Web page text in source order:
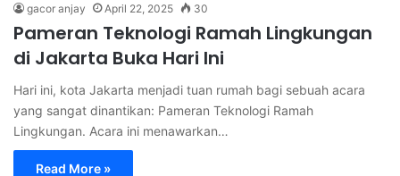
gacor anjay April 22, 2025 30
Pameran Teknologi Ramah Lingkungan
di Jakarta Buka Hari Ini
Hari ini, kota Jakarta menjadi tuan rumah bagi sebuah acara
yang sangat dinantikan: Pameran Teknologi Ramah
Lingkungan. Acara ini menawarkan…
Read More »